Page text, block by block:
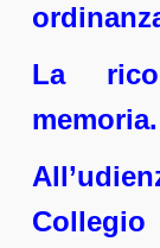
La
memoria.